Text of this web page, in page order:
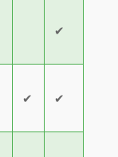
✔
✔ ✔